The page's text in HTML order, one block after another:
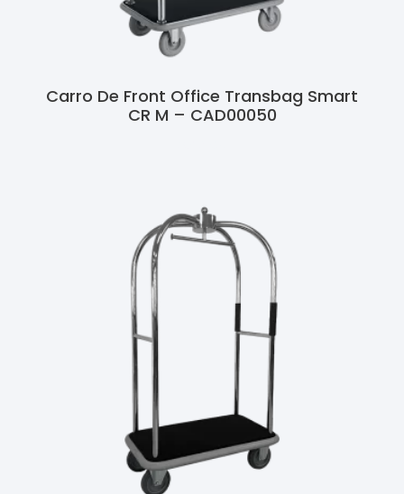
Carro De Front Office Transbag Smart
CR M – CAD00050